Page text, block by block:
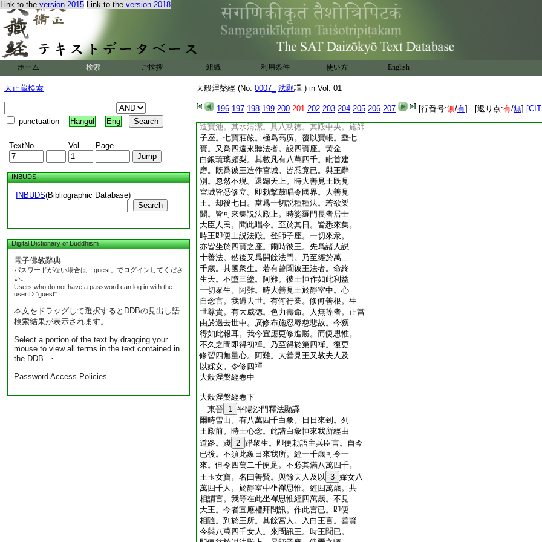
Link to the version 2015 Link to the version 2018
ホーム 検索 ご挨拶 組織 利用条件 使い方 English
大正蔵検索
punctuation Hangul Eng
TextNo. Vol. Page
INBUDS
INBUDS(Bibliographic Database)
Search
Digital Dictionary of Buddhism
電子佛教辭典
パスワードがない場合は「guest」でログインしてくださ
い。
Users who do not have a password can log in with the
userID "guest".
本文をドラッグして選択するとDDBの見出し語
検索結果が表示されます。
Select a portion of the text by dragging your
mouse to view all terms in the text contained in
the DDB. ・
Password Access Policies
大般涅槃經 (No. 0007_ 法顯譯 ) in Vol. 01
196 197 198 199 200 201 202 203 204 205 206 207 [行番号:無/有] [返り点:有/無]
非凡。而問之言。汝是何神而忽來下。天即
答言。大王當知。我天帝釋之大臣也。名毗
首建磨。極閑工巧。大王心欲開廣宮殿故。
天帝釋遣我來下。爲作監匠以助於王。王聞
此言。心懷歡喜。時彼天子。即便經始。開廓
宮城。城之四門。其間相去。二十四踰闍那。
爲王起殿。高下縱廣。各八踰闍那。七寶嚴
麗如帝釋宮。其殿凡有八萬四千間隔住處。
皆有七寶床帳臥具。又復爲王起説法殿。高
下縱廣。亦八踰闍那。七寶莊
9 嚴無異於前。
造寶池。其水清潔。具八功徳。其殿中央。施師
子座。七寶莊嚴。極爲高廣。覆以寶帳。埀七
寶。又爲四遠來聽法者。設四寶座。黄金
白銀琉璃頗梨。其數凡有八萬四千。毗首建
磨。既爲彼王造作宮城。皆悉竟已。與王辭
別。忽然不現。還歸天上。時大善見王既見
宮城皆悉修立。即勅撃鼓唱令國界。大善見
王。却後七日。當爲一切説種種法。若欲樂
聞。皆可來集説法殿上。時婆羅門長者居士
大臣人民。聞此唱令。至於其日。皆悉來集。
時王即便上説法殿。登師子座。一切來衆。
亦皆坐於四寶之座。爾時彼王。先爲諸人説
十善法。然後又爲開餘法門。乃至經於萬二
千歳。其國衆生。若有曾聞彼王法者。命終
生天。不墮三塗。阿難。彼王恒作如此利益
一切衆生。阿難。時大善見王於靜室中。心
自念言。我過去世。有何行業。修何善根。生
世尊貴。有大威徳。色力壽命。人無等者。正當
由於過去世中。廣修布施忍辱慈悲故。今獲
得如此報耳。我今宜應更修進勝。而便思惟。
不久之間即得初禪。乃至得於第四禪。復更
修習四無量心。阿難。大善見王又教夫人及
以婇女。令修四禪
大般涅槃經卷中
大般涅槃經卷下
東晉 1 平陽沙門釋法顯譯
爾時雪山。有八萬四千白象。日日來到。列
王殿前。時王心念。此諸白象恒來我所經由
道路。踐 2 踖衆生。即便勅語主兵臣言。自今
已後。不須此象日來我所。經一千歳可令一
來。但令四萬二千便足。不必其滿八萬四千。
王玉女寶。名曰善賢。與餘夫人及以 3 婇女八
萬四千人。於靜室中坐禪思惟。經四萬歳。共
相謂言。我等在此坐禪思惟經四萬歳。不見
大王。今者宜應禮拜問訊。作此言已。即便
相隨。到於王所。其餘宮人。入白王言。善賢
今與八萬四千女人。來問訊王。時王聞已。